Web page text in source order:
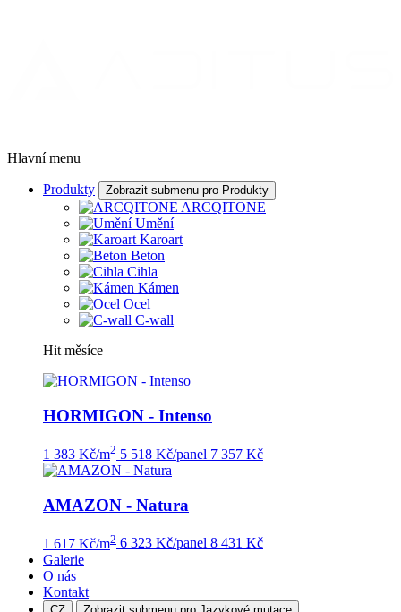
Hlavní menu
Produkty Zobrazit submenu pro Produkty
ARCQITONE
Umění
Karoart
Beton
Cihla
Kámen
Ocel
C-wall
Hit měsíce
HORMIGON - Intenso
1 383 Kč/m2 5 518 Kč/panel 7 357 Kč
AMAZON - Natura
1 617 Kč/m2 6 323 Kč/panel 8 431 Kč
Galerie
O nás
Kontakt